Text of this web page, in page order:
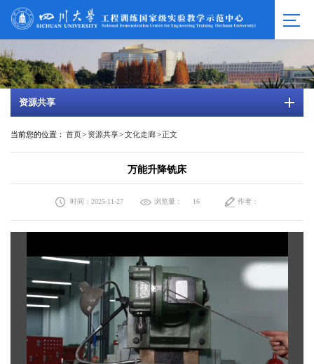
资源共享
当前您的位置： 首页> 资源共享>文化走廊>正文
万能升降铣床
时间：2025-11-27 浏览量： 16 作者：